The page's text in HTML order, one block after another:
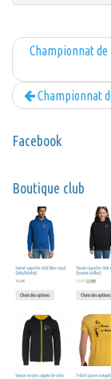
Championnat de
Championnat
Facebook
Boutique club